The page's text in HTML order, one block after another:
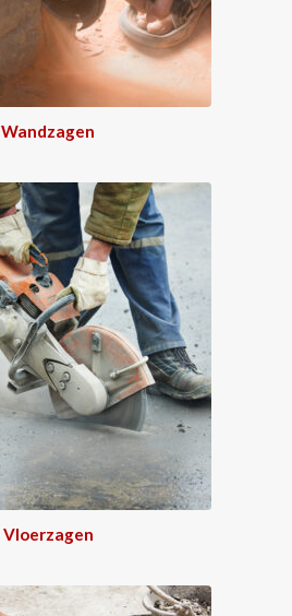
Wandzagen
Vloerzagen